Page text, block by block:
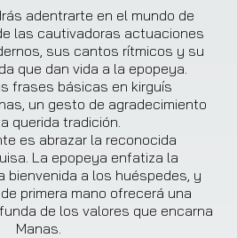
adentrarte en el mundo de
las cautivadoras actuaciones
sus cantos rítmicos y su
que dan vida a la epopeya.
frases básicas en kirguís
un gesto de agradecimiento
querida tradición.
es abrazar la reconocida
La epopeya enfatiza la
bienvenida a los huéspedes, y
primera mano ofrecerá una
de los valores que encarna
Manas.